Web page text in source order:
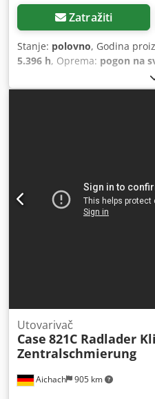
Zatražiti
Stanje: polovno, Godina
5.396 h, Oprema: pogon na
Tip: 1650M Prazna masa:
sati: 5.396 Oprema: -
Radio Dodpfx
Aichach 905 km
Utovarivač
Case 821C Radlader
Zentralschmierung